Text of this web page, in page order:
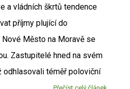
a vládních škrtů tendence
příjmy plující do
Město na Moravě se
Zastupitelé hned na svém
odhlasovali téměř poloviční